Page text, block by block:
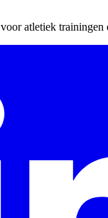
atletiek trainingen